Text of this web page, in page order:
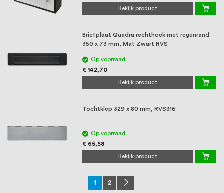
Bekijk product
Briefplaat Quadra rechthoek met regenrand
350 x 73 mm, Mat Zwart RVS
Op voorraad
€ 142,70
Bekijk product
Tochtklep 329 x 80 mm, RVS316
Op voorraad
€ 65,58
Bekijk product
Pagina
U lees momenteel pagina
1 Pagina
2 Pagina
Volgende